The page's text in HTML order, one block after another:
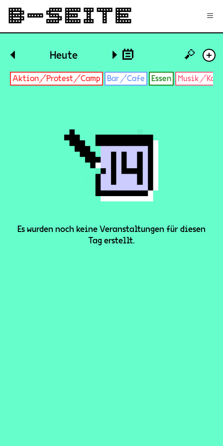
≡
◀ Heute ▶ +
🔎
Aktion/Protest/Camp Bar/Cafe Essen Musik/
Es wurden noch keine Veranstaltungen für diesen
Tag erstellt.